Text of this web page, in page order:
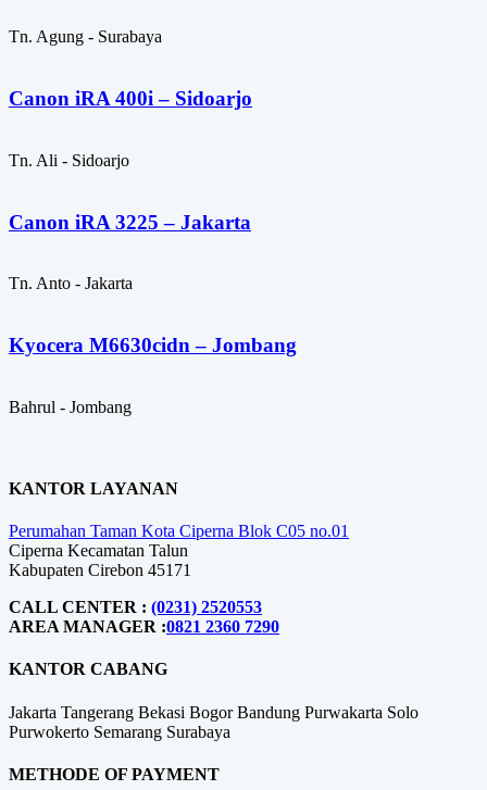
Tn. Agung - Surabaya
Canon iRA 400i – Sidoarjo
Tn. Ali - Sidoarjo
Canon iRA 3225 – Jakarta
Tn. Anto - Jakarta
Kyocera M6630cidn – Jombang
Bahrul - Jombang
KANTOR LAYANAN
Perumahan Taman Kota Ciperna Blok C05 no.01
Ciperna Kecamatan Talun
Kabupaten Cirebon 45171
CALL CENTER : (0231) 2520553
AREA MANAGER :0821 2360 7290
KANTOR CABANG
Jakarta Tangerang Bekasi BogorBandung Purwakarta Solo
Purwokerto Semarang Surabaya
METHODE OF PAYMENT